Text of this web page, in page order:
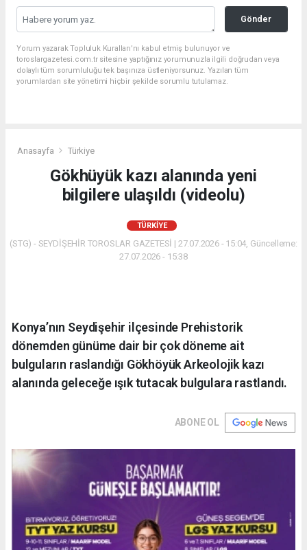
Gönder
Yorum yazarak Topluluk Kuralları’nı kabul etmiş bulunuyor ve
toroslargazetesi.com.tr sitesine yaptığınız yorumunuzla ilgili doğrudan veya
dolaylı tüm sorumluluğu tek başınıza üstleniyorsunuz. Yazılan tüm
yorumlardan site yönetimi hiçbir şekilde sorumlu tutulamaz.
Anasayfa Türkiye
Gökhüyük kazı alanında yeni
bilgilere ulaşıldı (videolu)
TÜRKIYE
(STG) - SEYDİŞEHİR TOROSLAR GAZETESİ | 27.07.2026 - 15:04, Güncelleme:
27.07.2026 - 15:38
Konya’nın Seydişehir ilçesinde Prehistorik
dönemden günüme dair bir çok döneme ait
bulguların raslandığı Gökhöyük Arkeolojik kazı
alanında geleceğe ışık tutacak bulgulara rastlandı.
ABONE OL